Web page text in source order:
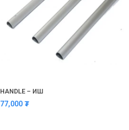
HANDLE – ИШ
77,000₮